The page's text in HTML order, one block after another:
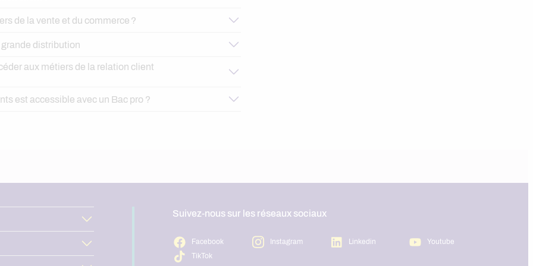
de la vente et du commerce ?
de la vente
distribution
aux métiers de la relation client
est accessible avec un Bac pro ?
Suivez-nous sur les réseaux sociaux
Facebook Instagram Linkedin
Youtube
TikTok